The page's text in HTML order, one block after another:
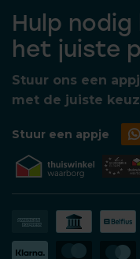
Hulp
het juiste
Stuur ons een
met de juiste
Stuur een appje